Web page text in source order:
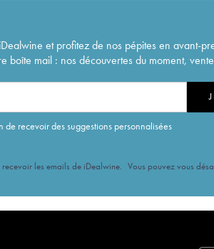
et profitez de nos pépites en avant-
boîte mail : nos découvertes du moment,
de recevoir des suggestions personnalisées
les emails de iDealwine. Vous pouvez vous